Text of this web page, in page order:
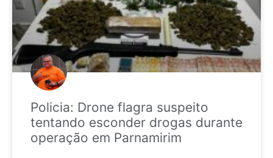
Policia: Drone flagra suspeito
tentando esconder drogas durante
operação em Parnamirim